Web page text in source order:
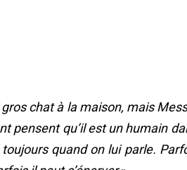
chat à la maison, mais
pensent qu’il est un humain
quand on lui parle.